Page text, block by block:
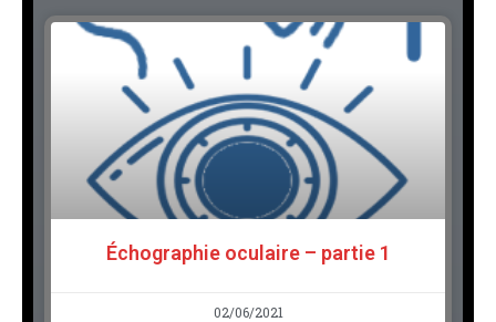
Échographie oculaire – partie 1
02/06/2021